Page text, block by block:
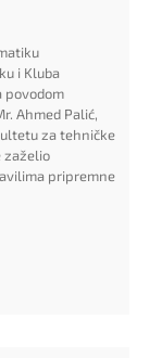
i Kluba
povodom
Ahmed Palić,
za tehničke
zaželio
pripremne